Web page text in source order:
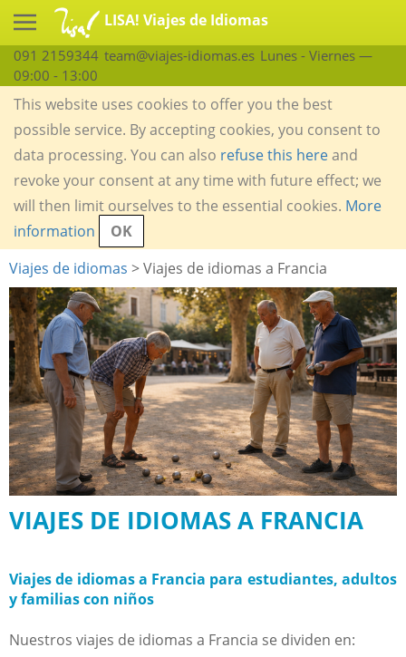
LISA! Viajes de Idiomas
091 2159344 team@viajes-idiomas.es Lunes - Viernes —
09:00 - 13:00
This website uses cookies to offer you the best
possible service. By accepting cookies, you consent to
data processing. You can also refuse this hereand
revoke your consent at any time with future effect; we
will then limit ourselves to the essential cookies. More
information
OK
Viajes de idiomas > Viajes de idiomas a Francia
VIAJES DE IDIOMAS A FRANCIA
Viajes de idiomas a Francia para estudiantes, adultos
y familias con niños
Nuestros viajes de idiomas a Francia se dividen en: